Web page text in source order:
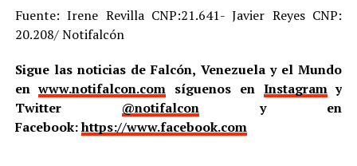
Fuente: Irene Revilla CNP:21.641- Javier Reyes CNP:
20.208/ Notifalcón
Sigue las noticias de Falcón, Venezuela y el Mundo
enwww.notifalcon.com síguenos en Instagramy
Twitter @notifalcony en
Facebook:https://www.facebook.com